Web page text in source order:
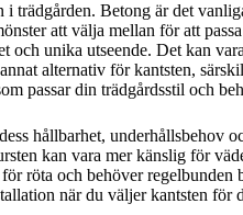
trädgården. Betong är det
att välja mellan för att
och unika utseende. Det kan
alternativ för kantsten,
passar din trädgårdsstil och
hållbarhet, underhållsbehov
kan vara mer känslig för
röta och behöver
när du väljer kantsten för